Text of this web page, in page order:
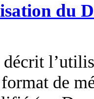
du
décrit
de